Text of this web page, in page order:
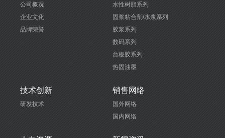
公司概况
企业文化
品牌荣誉
水性树脂系列
固浆粘合剂/水浆系列
胶浆系列
数码系列
台板胶系列
热固油墨
技术创新
研发技术
销售网络
国外网络
国内网络